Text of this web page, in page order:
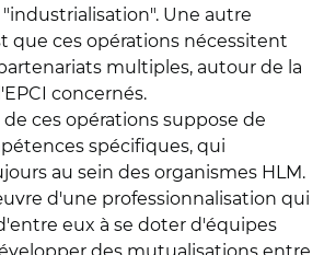
Une autre
que ces opérations nécessitent
multiples, autour de la
concernés.
ces opérations suppose de
spécifiques, qui
au sein des organismes HLM.
d'une professionnalisation qui
eux à se doter d'équipes
des mutualisations entre